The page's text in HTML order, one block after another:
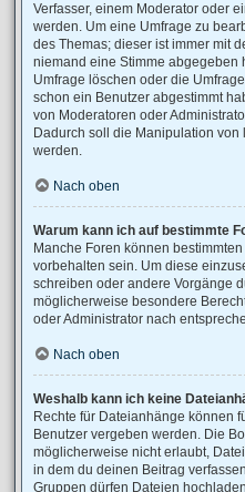
Verfasser, einem Moderator oder
werden. Um eine Umfrage zu
des Themas; dieser ist immer mit
niemand eine Stimme abgegeben
Umfrage löschen oder die
schon ein Benutzer abgestimmt
von Moderatoren oder
Dadurch soll die Manipulation
werden.
Nach oben
Warum kann ich auf bestimmte
Manche Foren können
vorbehalten sein. Um diese
schreiben oder andere Vorgänge
möglicherweise besondere
oder Administrator nach
Nach oben
Weshalb kann ich keine
Rechte für Dateianhänge können
Benutzer vergeben werden. Die
möglicherweise nicht erlaubt,
in dem du deinen Beitrag
Gruppen dürfen Dateien